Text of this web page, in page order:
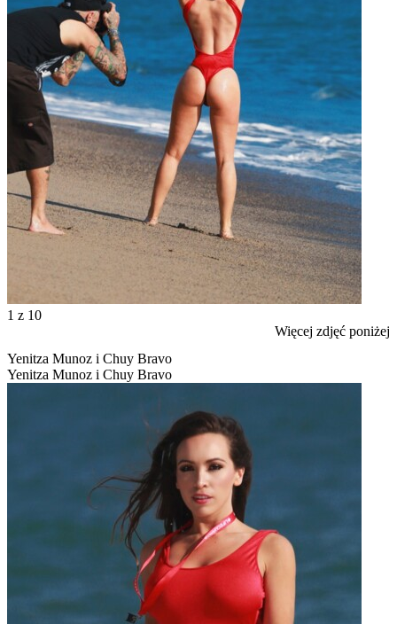
1 z 10
Więcej zdjęć poniżej
Yenitza Munoz i Chuy Bravo
Yenitza Munoz i Chuy Bravo